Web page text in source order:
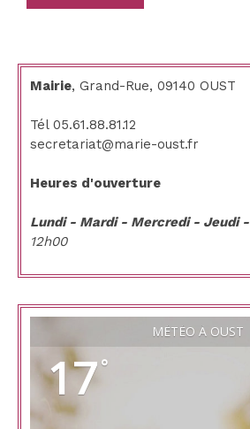
la
Mairie, Grand-Rue, 09140 OUST
Tél 05.61.88.81.12
secretariat@marie-oust.fr
Heures d'ouverture
Lundi - Mardi - Mercredi - Jeudi
12h00
MÉTÉO À OUST
17°